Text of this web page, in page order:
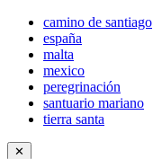
camino de santiago
españa
malta
mexico
peregrinación
santuario mariano
tierra santa
✕